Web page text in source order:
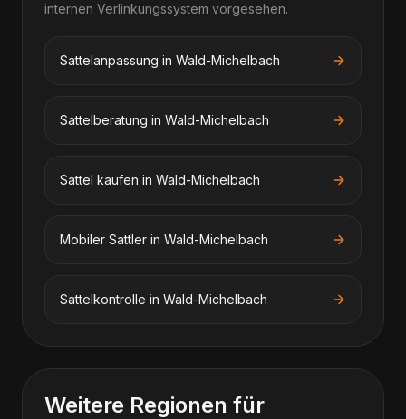
internen Verlinkungssystem vorgesehen.
Sattelanpassung in Wald-Michelbach
Sattelberatung in Wald-Michelbach
Sattel kaufen in Wald-Michelbach
Mobiler Sattler in Wald-Michelbach
Sattelkontrolle in Wald-Michelbach
Weitere Regionen für